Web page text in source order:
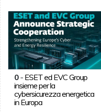
0- ESET ed EVC Group
insieme per la
cybersicurezza energetica
in Europa